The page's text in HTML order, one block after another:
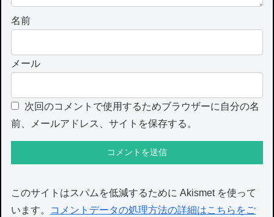
名前
メール
次回のコメントで使用するためブラウザーに自分の名
前、メールアドレス、サイトを保存する。
このサイトはスパムを低減するために Akismet を使って
います。
コメントデータの処理方法の詳細はこちらをご